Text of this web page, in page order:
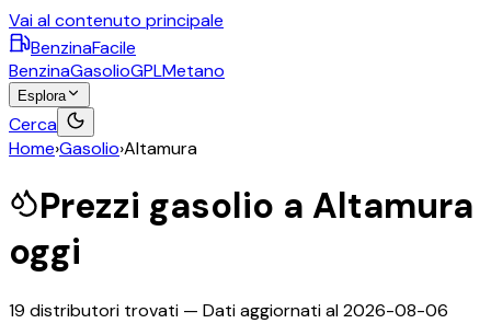
Vai al contenuto principale
BenzinaFacile
BenzinaGasolioGPLMetano
Esplora
Cerca
Home›Gasolio›Altamura
Prezzi gasolio a Altamura
oggi
19 distributori trovati — Dati aggiornati al2026-08-06